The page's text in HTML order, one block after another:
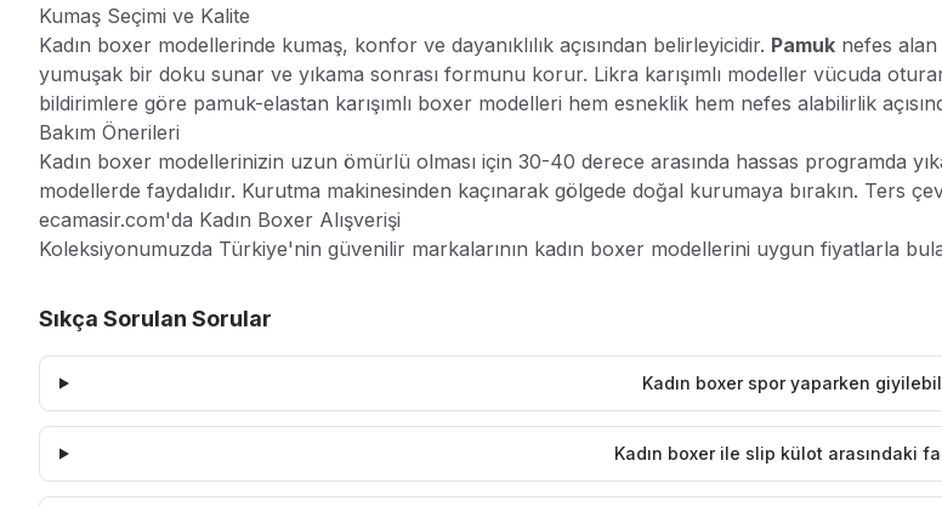
Kumaş Seçimi ve Kalite
Kadın boxer modellerinde kumaş, konfor ve dayanıklılık açısından belirleyicidir. Pamuk nefes alan
yumuşak bir doku sunar ve yıkama sonrası formunu korur. Likra karışımlı modeller vücuda
bildirimlere göre pamuk-elastan karışımlı boxer modelleri hem esneklik hem nefes alabilirlik
Bakım Önerileri
Kadın boxer modellerinizin uzun ömürlü olması için 30-40 derece arasında hassas programda
modellerde faydalıdır. Kurutma makinesinden kaçınarak gölgede doğal kurumaya bırakın. Ters
ecamasir.com'da Kadın Boxer Alışverişi
Koleksiyonumuzda Türkiye'nin güvenilir markalarının kadın boxer modellerini uygun fiyatlarla
Sıkça Sorulan Sorular
Kadın boxer spor yaparken
Kadın boxer ile slip külot arasındaki